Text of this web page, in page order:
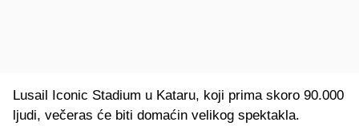
Lusail Iconic Stadium u Kataru, koji prima skoro 90.000
ljudi, večeras će biti domaćin velikog spektakla.